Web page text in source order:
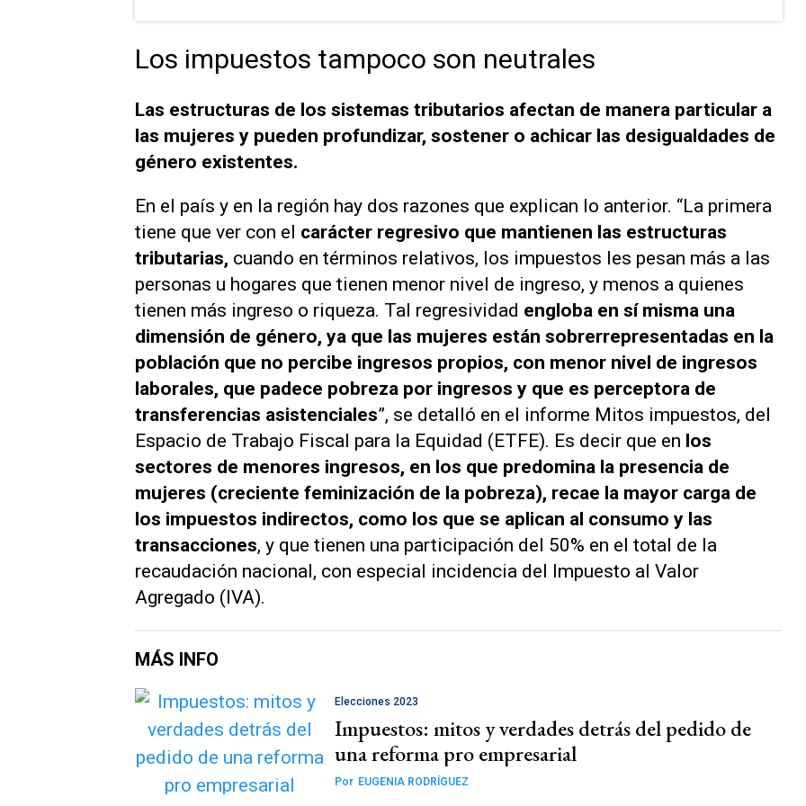
Los impuestos tampoco son neutrales
Las estructuras de los sistemas tributarios afectan de manera particular a
las mujeres y pueden profundizar, sostener o achicar las desigualdades de
género existentes.
En el país y en la región hay dos razones que explican lo anterior. “La primera
tiene que ver con el carácter regresivo que mantienen las estructuras
tributarias, cuando en términos relativos, los impuestos les pesan más a las
personas u hogares que tienen menor nivel de ingreso, y menos a quienes
tienen más ingreso o riqueza. Tal regresividad engloba en sí misma una
dimensión de género, ya que las mujeres están sobrerrepresentadas en la
población que no percibe ingresos propios, con menor nivel de ingresos
laborales, que padece pobreza por ingresos y que es perceptora de
transferencias asistenciales”, se detalló en el informe Mitos impuestos, del
Espacio de Trabajo Fiscal para la Equidad (ETFE). Es decir que en los
sectores de menores ingresos, en los que predomina la presencia de
mujeres (creciente feminización de la pobreza), recae la mayor carga de
los impuestos indirectos, como los que se aplican al consumo y las
transacciones, y que tienen una participación del 50% en el total de la
recaudación nacional, con especial incidencia del Impuesto al Valor
Agregado (IVA).
MÁS INFO
Elecciones 2023
Impuestos: mitos y verdades detrás del pedido de
una reforma pro empresarial
Por EUGENIA RODRÍGUEZ